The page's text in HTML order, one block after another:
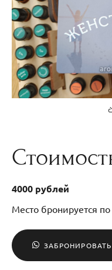
4000 рублей
Место бронируется
ЗАБРОНИРОВАТЬ